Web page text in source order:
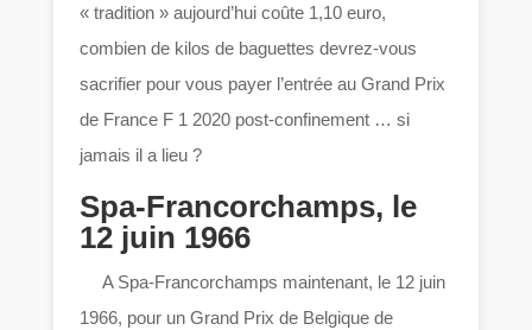
« tradition » aujourd’hui coûte 1,10 euro,
combien de kilos de baguettes devrez-vous
sacrifier pour vous payer l’entrée au Grand Prix
de France F 1 2020 post-confinement … si
jamais il a lieu ?
Spa-Francorchamps, le
12 juin 1966
A Spa-Francorchamps maintenant, le 12 juin
1966, pour un Grand Prix de Belgique de